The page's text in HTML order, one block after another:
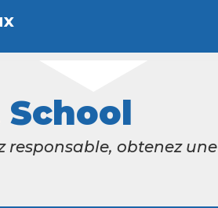
responsable, obtenez une